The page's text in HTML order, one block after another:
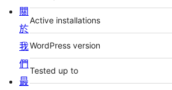
Active installations
WordPress version
Tested up to
關
於
我
們
最